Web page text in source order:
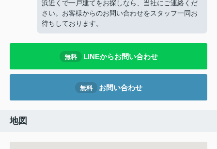
浜近くで一戸建てをお探しなら、当社にご連絡くだ
さい。お客様からのお問い合わせをスタッフ一同お
待ちしております。
無料 LINEからお問い合わせ
無料 お問い合わせ
地図